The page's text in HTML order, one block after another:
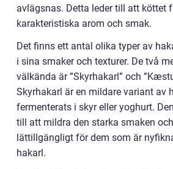
avlägsnas. Detta leder till att köttet
karakteristiska arom och smak.
Det finns ett antal olika typer av
i sina smaker och texturer. De två
välkända är ”Skyrhakarl” och
Skyrhakarl är en mildare variant av
fermenterats i skyr eller yoghurt.
till att mildra den starka smaken
lättillgängligt för dem som är
hakarl.